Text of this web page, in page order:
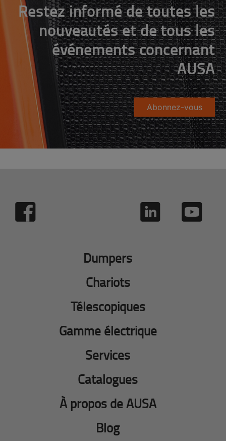
Restez informé de toutes les
nouveautés et de tous les
événements concernant
AUSA
Abonnez-vous
Dumpers
Chariots
Télescopiques
Gamme électrique
Services
Catalogues
À propos de AUSA
Blog